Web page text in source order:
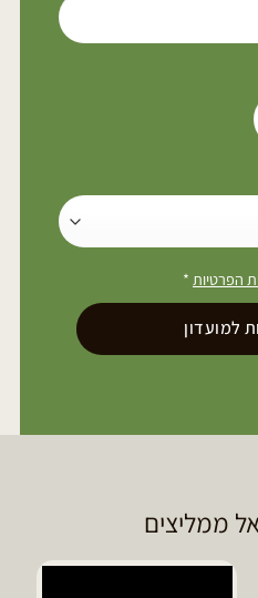
הפרטיות*
למועדון
ממליצים